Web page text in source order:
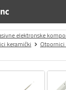
elektronske
keramički
Otpornici